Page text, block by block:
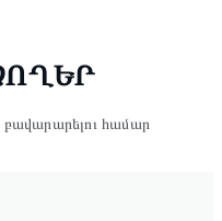
բավարարելու համար